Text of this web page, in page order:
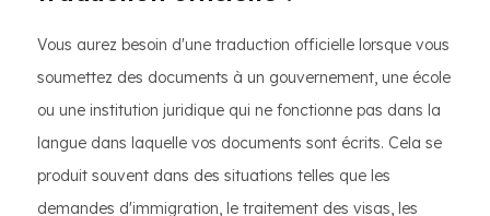
Vous aurez besoin d'une traduction officielle lorsque vous
soumettez des documents à un gouvernement, une école
ou une institution juridique qui ne fonctionne pas dans la
langue dans laquelle vos documents sont écrits. Cela se
produit souvent dans des situations telles que les
demandes d'immigration, le traitement des visas, les